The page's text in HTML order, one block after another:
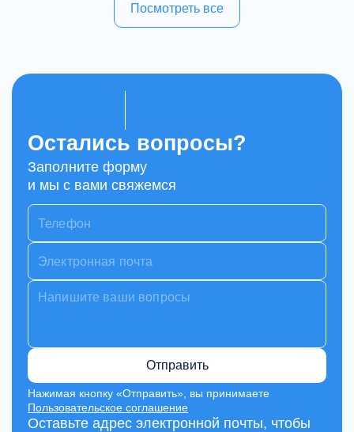
Посмотреть все
Остались вопросы?
Заполните форму
и мы с вами свяжемся
Отправить
Нажимая кнопку «Отправить», вы принимаете
Пользовательское соглашение
Оставьте адрес электронной почты, чтобы